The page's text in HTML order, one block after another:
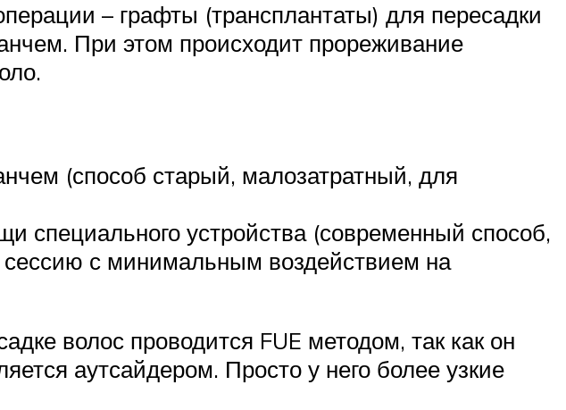
– графты (трансплантаты) для пересадки
При этом происходит прореживание
(способ старый, малозатратный, для
специального устройства (современный способ,
сессию с минимальным воздействием на
волос проводится FUE методом, так как он
аутсайдером. Просто у него более узкие